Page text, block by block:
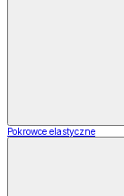
Pokrowce elastyczne